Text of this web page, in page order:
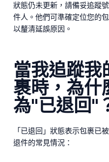
狀態仍未更新，請備妥追蹤
件人。他們可準確定位您的
以釐清延誤原因。
當我追蹤
裹時，為什
為"已退回"
「已退回」狀態表示包裹已
退件的常見情況：